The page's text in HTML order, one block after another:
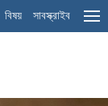
বিষয় সাবস্ক্রাইব